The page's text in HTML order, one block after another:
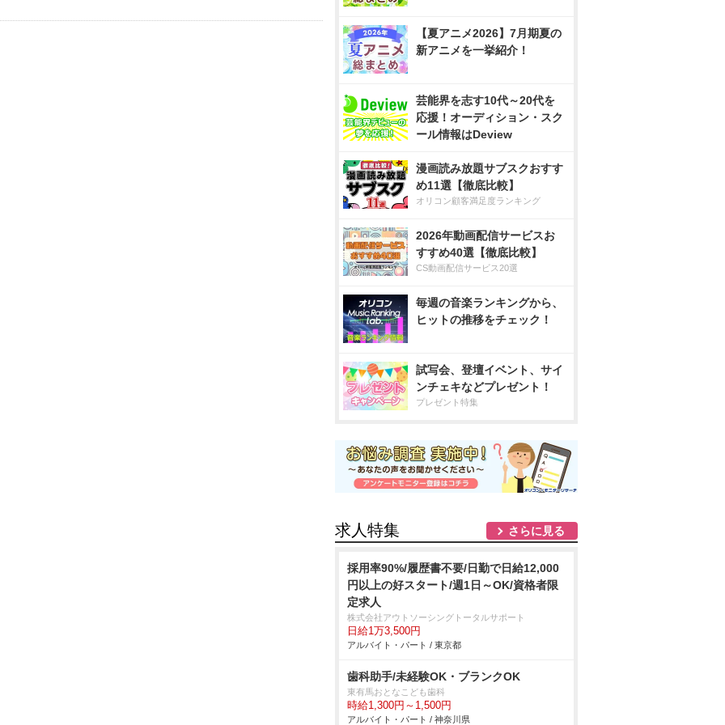
【夏アニメ2026】7月期夏の
新アニメを一挙紹介！
芸能界を志す10代～20代を
応援！オーディション・スク
ール情報はDeview
漫画読み放題サブスクおすす
め11選【徹底比較】
オリコン顧客満足度ランキング
2026年動画配信サービスお
すすめ40選【徹底比較】
CS動画配信サービス20選
毎週の音楽ランキングから、
ヒットの推移をチェック！
試写会、登壇イベント、サイ
ンチェキなどプレゼント！
プレゼント特集
求人特集 さらに見る
採用率90%/履歴書不要/日勤で日給12,000
円以上の好スタート/週1日～OK/資格者限
定求人
株式会社アウトソーシングトータルサポート
日給1万3,500円
アルバイト・パート / 東京都
歯科助手/未経験OK・ブランクOK
東有馬おとなこども歯科
時給1,300円～1,500円
アルバイト・パート / 神奈川県